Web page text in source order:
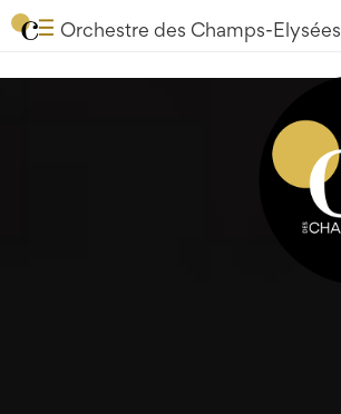
Orchestre des Champs-Elysées